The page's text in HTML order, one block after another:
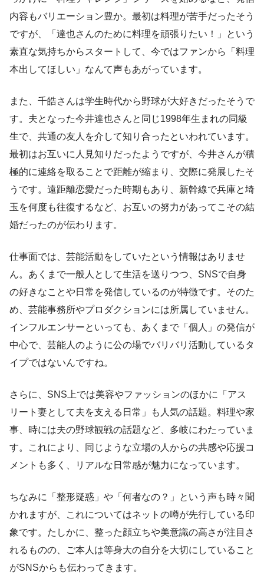
内容もバリエーション豊か。最初は料理が苦手だったそう
ですが、「達也さんのために料理を頑張りたい！」という
素直な気持ちからスタートして、今ではファンから「料理
本出してほしい」なんて声もあがっています。
また、千皓さんは学生時代から野球が大好きだったそうで
す。夫となった今井達也さんと同じ1998年生まれの同級
生で、共通の友人を介して知り合ったといわれています。
最初はお互いに人見知りだったようですが、今井さんが積
極的に連絡を取ることで距離が縮まり、交際に発展したそ
うです。遠距離恋愛だった時期もあり、新幹線で兵庫と埼
玉を何度も往復するなど、お互いの努力があってこその結
婚だったのが伝わります。
仕事面では、芸能活動をしていたという情報はありませ
ん。あくまで一般人として生活を送りつつ、SNSで自身
の好きなことや日常を発信しているのが特徴です。そのた
め、芸能事務所やプロダクションには所属していません。
インフルエンサーといっても、あくまで「個人」の発信が
中心で、芸能人のように公の場でバリバリ活動しているタ
イプではないんですね。
さらに、SNS上では美容やファッションのほかに「アス
リート妻として夫を支える日常」も人気の話題。料理や家
事、時には夫の野球観戦の話題など、多岐にわたっていま
す。これにより、同じような立場の人からの共感や応援コ
メントも多く、リアルな日常感が魅力になっています。
ちなみに「整形疑惑」や「何者なの？」という声も時々聞
かれますが、これについてはネットの噂が先行している印
象です。たしかに、整った顔立ちや美意識の高さが注目さ
れるものの、ご本人は等身大の自分を大切にしていること
がSNSからも伝わってきます。